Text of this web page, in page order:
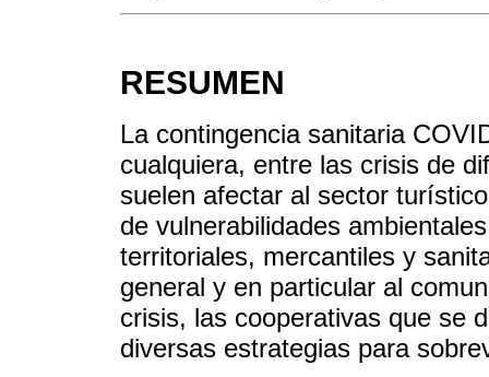
RESUMEN
La contingencia sanitaria
cualquiera, entre las crisis de
suelen afectar al sector
de vulnerabilidades
territoriales, mercantiles y
general y en particular al
crisis, las cooperativas que se
diversas estrategias para